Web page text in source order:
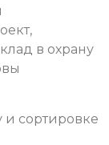
в охрану
сортировке